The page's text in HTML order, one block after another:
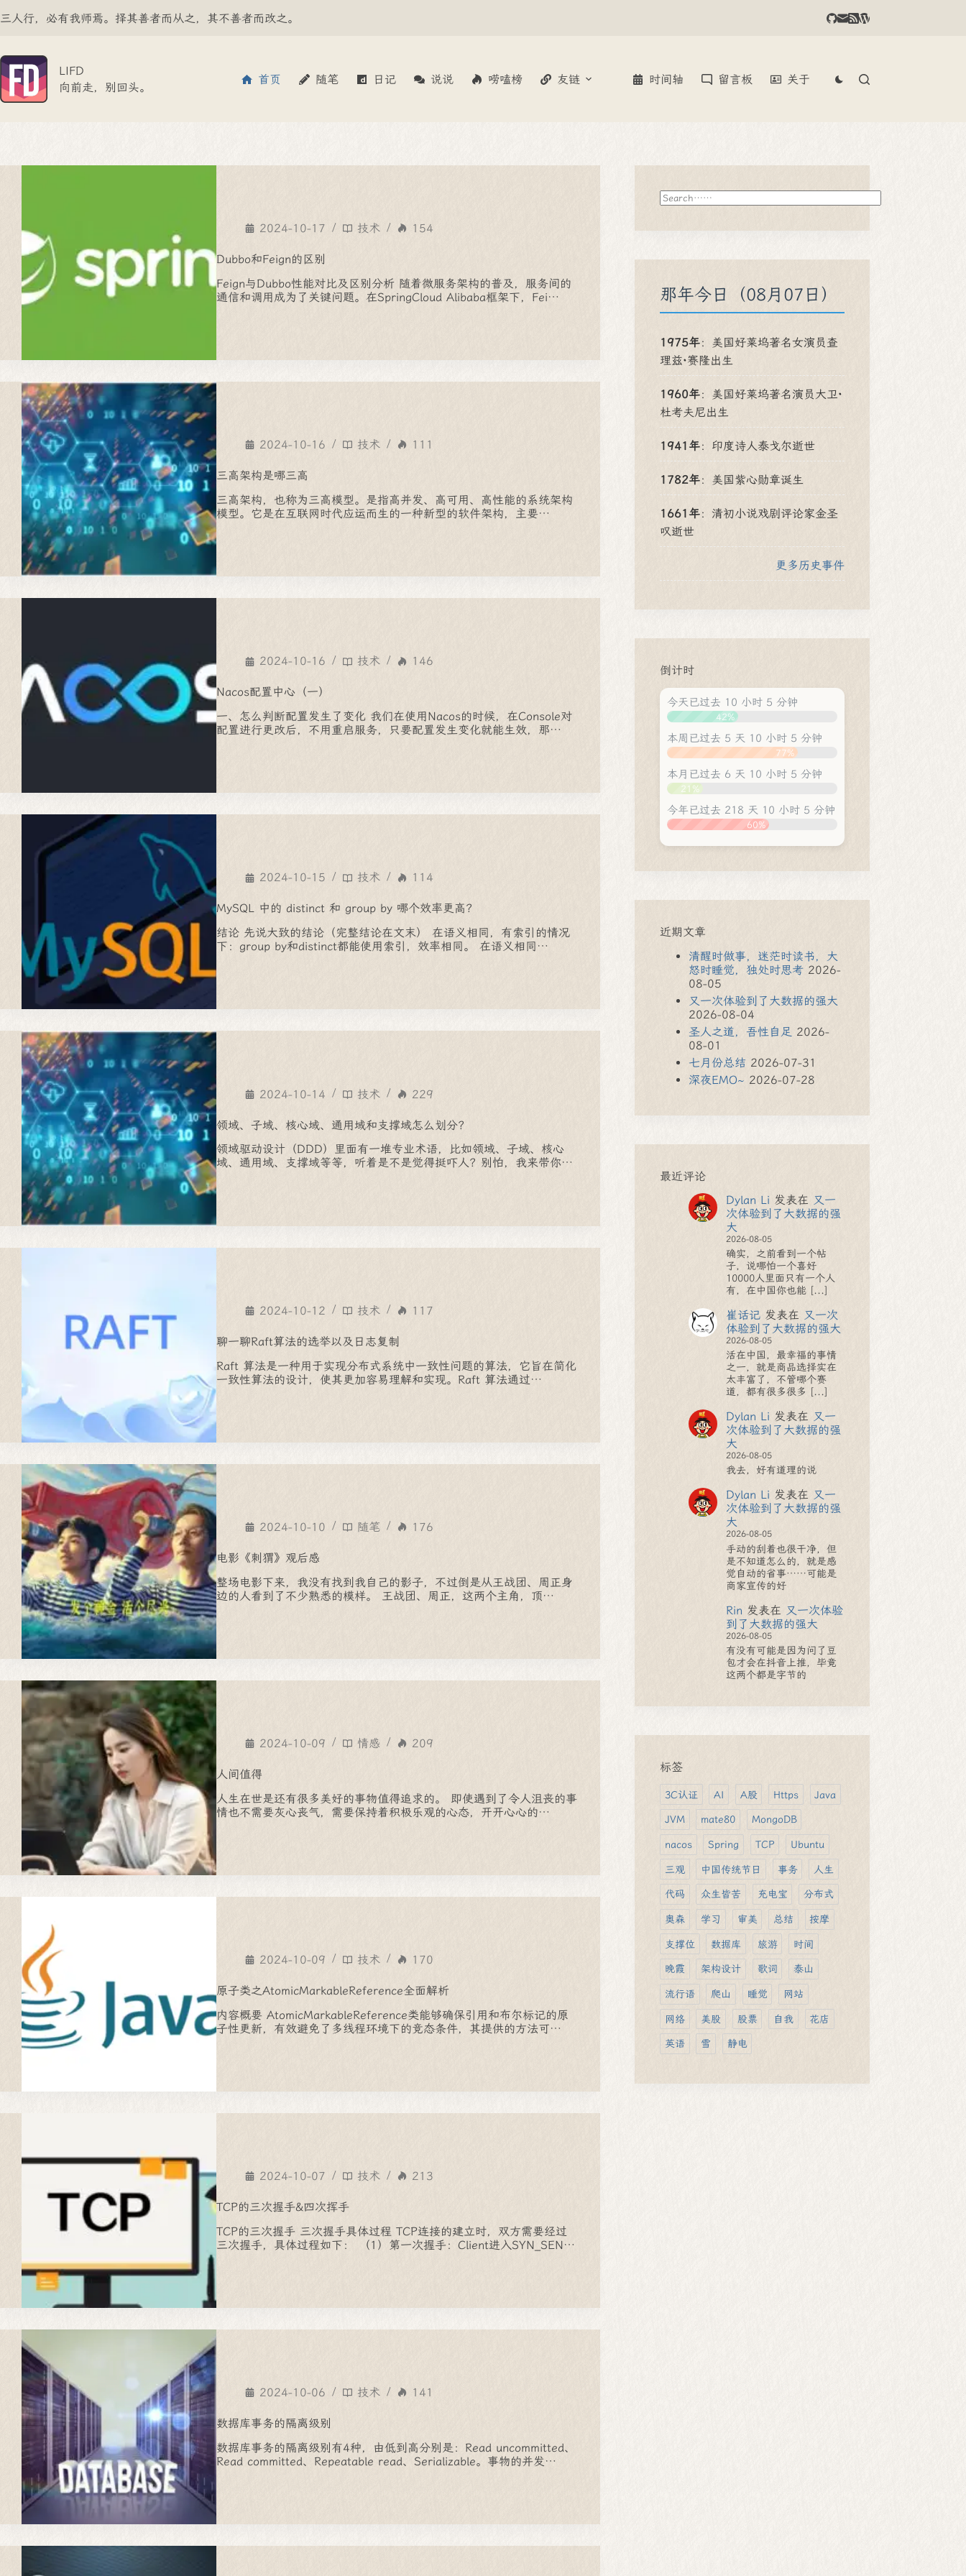
至
三人行，必有我师焉。择其善者而从之，其不善者而改之。
LIFD
向前走，别回头。
首页 随笔 日记 说说 唠嗑榜 友链 时间轴 留言板 关于
2024-10-17 技术 154
Dubbo和Feign的区别
Feign与Dubbo性能对比及区别分析 随着微服务架构的普及，服务间的
通信和调用成为了关键问题。在SpringCloud Alibaba框架下，Fei…
2024-10-16 技术 111
三高架构是哪三高
三高架构，也称为三高模型。是指高并发、高可用、高性能的系统架构
模型。它是在互联网时代应运而生的一种新型的软件架构，主要…
2024-10-16 技术 146
Nacos配置中心（一）
一、怎么判断配置发生了变化 我们在使用Nacos的时候，在Console对
配置进行更改后，不用重启服务，只要配置发生变化就能生效，那…
2024-10-15 技术 114
MySQL 中的 distinct 和 group by 哪个效率更高？
结论 先说大致的结论（完整结论在文末） 在语义相同，有索引的情况
下：group by和distinct都能使用索引，效率相同。 在语义相同…
2024-10-14 技术 229
领域、子域、核心域、通用域和支撑域怎么划分？
领域驱动设计（DDD）里面有一堆专业术语，比如领域、子域、核心
域、通用域、支撑域等等，听着是不是觉得挺吓人？别怕，我来带你…
2024-10-12 技术 117
聊一聊Raft算法的选举以及日志复制
Raft 算法是一种用于实现分布式系统中一致性问题的算法，它旨在简化
一致性算法的设计，使其更加容易理解和实现。Raft 算法通过…
2024-10-10 随笔 176
电影《刺猬》观后感
整场电影下来，我没有找到我自己的影子，不过倒是从王战团、周正身
边的人看到了不少熟悉的模样。 王战团、周正，这两个主角，顶…
2024-10-09 情感 209
人间值得
人生在世是还有很多美好的事物值得追求的。 即使遇到了令人沮丧的事
情也不需要灰心丧气，需要保持着积极乐观的心态，开开心心的…
2024-10-09 技术 170
原子类之AtomicMarkableReference全面解析
内容概要 AtomicMarkableReference类能够确保引用和布尔标记的原
子性更新，有效避免了多线程环境下的竞态条件，其提供的方法可…
2024-10-07 技术 213
TCP的三次握手&四次挥手
TCP的三次握手 三次握手具体过程 TCP连接的建立时，双方需要经过
三次握手，具体过程如下： （1）第一次握手：Client进入SYN_SEN…
2024-10-06 技术 141
数据库事务的隔离级别
数据库事务的隔离级别有4种，由低到高分别是：Read uncommitted、
Read committed、Repeatable read、Serializable。事物的并发…
搜
索
那年今日（08月07日）
1975年： 美国好莱坞著名女演员查
理兹·赛隆出生
1960年： 美国好莱坞著名演员大卫·
杜考夫尼出生
1941年： 印度诗人泰戈尔逝世
1782年： 美国紫心勋章诞生
1661年： 清初小说戏剧评论家金圣
叹逝世
更多历史事件
倒计时
今天已过去 10 小时 5 分钟
42%
本周已过去 5 天 10 小时 5 分钟
77%
本月已过去 6 天 10 小时 5 分钟
21%
今年已过去 218 天 10 小时 5 分钟
60%
近期文章
清醒时做事，迷茫时读书，大
怒时睡觉，独处时思考 2026-
08-05
又一次体验到了大数据的强大
2026-08-04
圣人之道，吾性自足 2026-
08-01
七月份总结 2026-07-31
深夜EMO~ 2026-07-28
最近评论
Dylan Li 发表在 又一
次体验到了大数据的强
大
2026-08-05
确实，之前看到一个帖
子，说哪怕一个喜好
10000人里面只有一个人
有，在中国你也能 [...]
崔话记 发表在 又一次
体验到了大数据的强大
2026-08-05
活在中国，最幸福的事情
之一，就是商品选择实在
太丰富了，不管哪个赛
道，都有很多很多 [...]
Dylan Li 发表在 又一
次体验到了大数据的强
大
2026-08-05
我去，好有道理的说
Dylan Li 发表在 又一
次体验到了大数据的强
大
2026-08-05
手动的刮着也很干净，但
是不知道怎么的，就是感
觉自动的省事……可能是
商家宣传的好
Rin 发表在 又一次体验
到了大数据的强大
2026-08-05
有没有可能是因为问了豆
包才会在抖音上推，毕竟
这两个都是字节的
标签
3C认证 AI A股 Https Java
JVM mate80 MongoDB
nacos Spring TCP Ubuntu
三观 中国传统节日 事务 人生
代码 众生皆苦 充电宝 分布式
奥森 学习 审美 总结 按摩
支撑位 数据库 旅游 时间
晚霞 架构设计 歌词 泰山
流行语 爬山 睡觉 网站
网络 美股 股票 自我 花店
英语 雪 静电